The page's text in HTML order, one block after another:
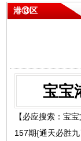
港⑬区
宝宝
【必应搜索：宝
157期{通天必胜